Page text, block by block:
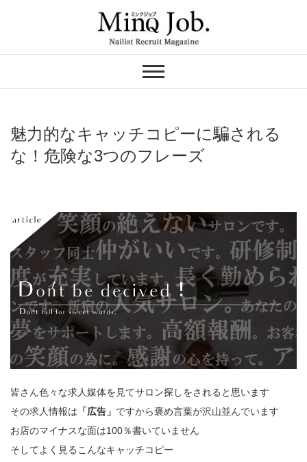
ネイリスト求人の
MinQ Job（ミンク
ジョブ）
魅力的なキャッチコピーに騙される
な！危険な3つのフレーズ
皆さん色々な求人媒体を見てサロン探しをされると思います
その求人情報は 「広告」 ですから褒め言葉が沢山並んでいます
お店のマイナスな面は100％書いていません
そしてよく見るこんなキャッチコピー